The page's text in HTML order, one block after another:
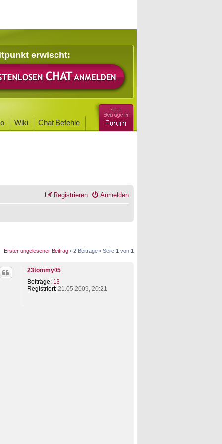
erwischt:
Wiki Chat Befehle
Anmelden
Registrieren
Erster ungelesener Beitrag • 2 Beiträge • Seite 1 von 1
23tommy05
Beiträge: 13
Registriert: 21.05.2009, 20:21